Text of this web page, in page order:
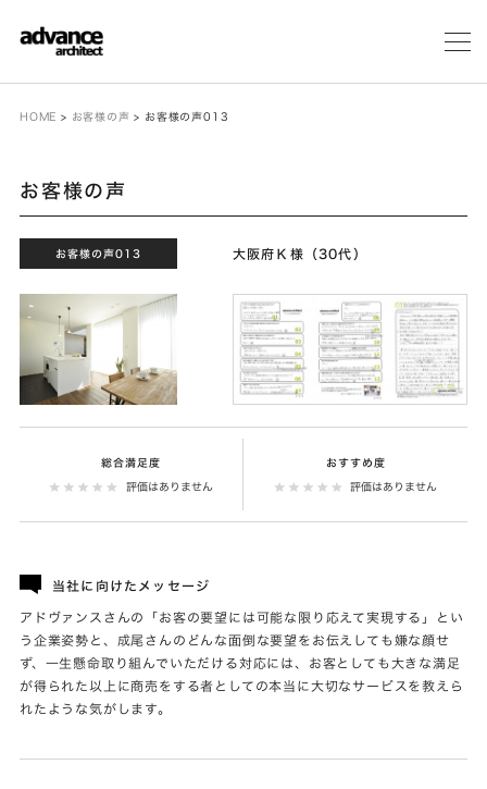
メ
HOME > お客様の声 > お客様の声013
お客様の声
お客様の声013 大阪府Ｋ様（30代）
総合満足度
評価はありません
おすすめ度
評価はありません
当社に向けたメッセージ
アドヴァンスさんの「お客の要望には可能な限り応えて実現する」とい
う企業姿勢と、成尾さんのどんな面倒な要望をお伝えしても嫌な顔せ
ず、一生懸命取り組んでいただける対応には、お客としても大きな満足
が得られた以上に商売をする者としての本当に大切なサービスを教えら
れたような気がします。